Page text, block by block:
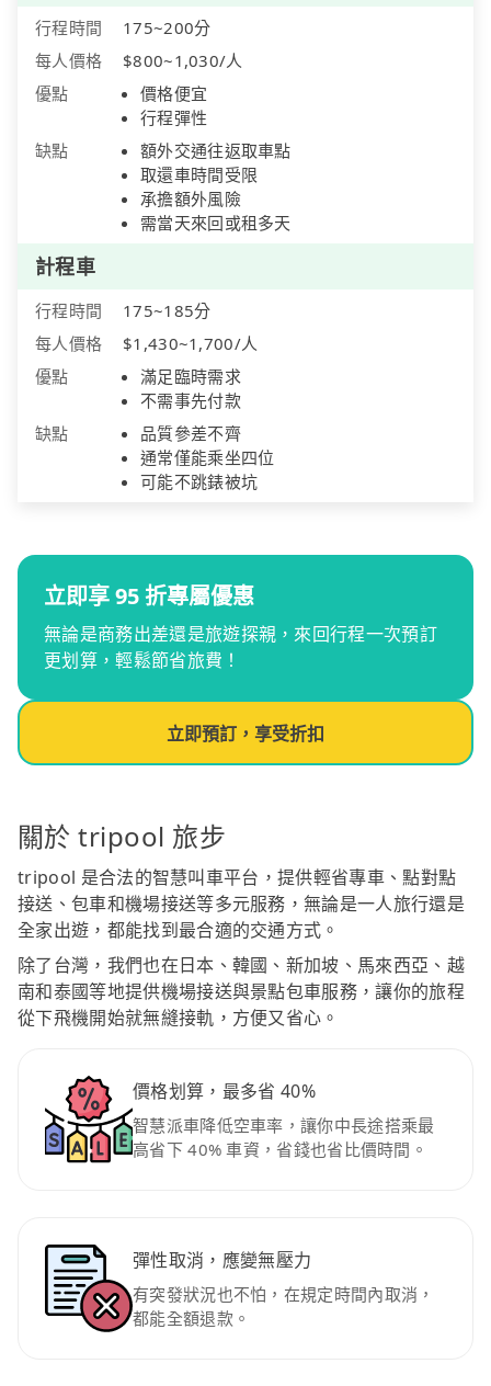
行程時間
175~200分
每人價格
$800~1,030/人
優點
價格便宜
行程彈性
缺點
額外交通往返取車點
取還車時間受限
承擔額外風險
需當天來回或租多天
計程車
行程時間
175~185分
每人價格
$1,430~1,700/人
優點
滿足臨時需求
不需事先付款
缺點
品質參差不齊
通常僅能乘坐四位
可能不跳錶被坑
立即享 95 折專屬優惠
無論是商務出差還是旅遊探親，來回行程一次預訂
更划算，輕鬆節省旅費！
立即預訂，享受折扣
關於 tripool 旅步
tripool 是合法的智慧叫車平台，提供輕省專車、點對點
接送、包車和機場接送等多元服務，無論是一人旅行還是
全家出遊，都能找到最合適的交通方式。
除了台灣，我們也在日本、韓國、新加坡、馬來西亞、越
南和泰國等地提供機場接送與景點包車服務，讓你的旅程
從下飛機開始就無縫接軌，方便又省心。
價格划算，最多省 40%
智慧派車降低空車率，讓你中長途搭乘最
高省下 40% 車資，省錢也省比價時間。
彈性取消，應變無壓力
有突發狀況也不怕，在規定時間內取消，
都能全額退款。